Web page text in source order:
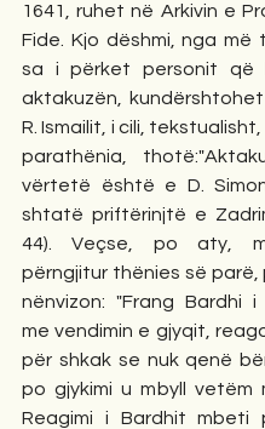
1641, ruhet në Arkivin e
Fide. Kjo dëshmi, nga më
sa i përket personit që
aktakuzën,
R. Ismailit, i cili,
parathënia,
vërtetë është e D.
shtatë priftërinjtë e
44). Veçse, po aty,
përngjitur thënies së parë,
nënvizon: "Frang Bardhi i
me vendimin e gjyqit,
për shkak se nuk qenë
po gjykimi u mbyll vetëm
Reagimi i Bardhit mbeti